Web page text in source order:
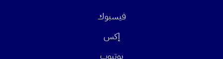
فيسبوك
إكس
يوتيوب